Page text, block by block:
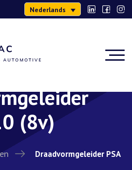
Nederlands
(8v)
Draadvormgeleider PSA